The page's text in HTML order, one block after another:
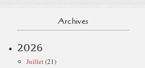
Archives
2026
Juillet(21)